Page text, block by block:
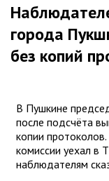
города
без копий
В Пушкине
после подсчёта
копии
комиссии уехал в
наблюдателям